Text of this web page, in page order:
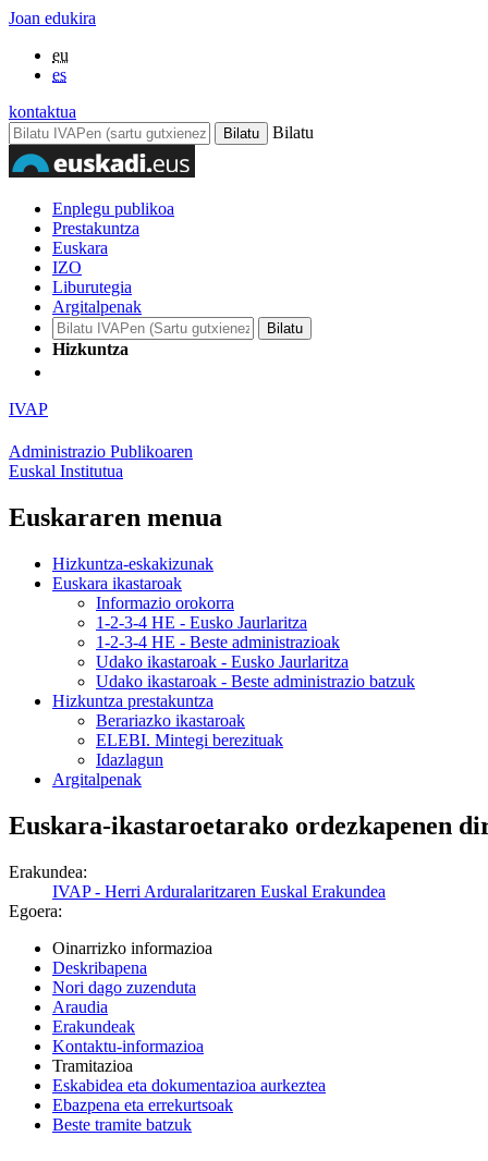
Joan edukira
eu
es
kontaktua
Bilatu
Enplegu publikoa
Prestakuntza
Euskara
IZO
Liburutegia
Argitalpenak
Hizkuntza
IVAP
Administrazio Publikoaren
Euskal Institutua
Euskararen menua
Hizkuntza-eskakizunak
Euskara ikastaroak
Informazio orokorra
1-2-3-4 HE - Eusko Jaurlaritza
1-2-3-4 HE - Beste administrazioak
Udako ikastaroak - Eusko Jaurlaritza
Udako ikastaroak - Beste administrazio batzuk
Hizkuntza prestakuntza
Berariazko ikastaroak
ELEBI. Mintegi berezituak
Idazlagun
Argitalpenak
Euskara-ikastaroetarako ordezkapenen
Erakundea:
IVAP - Herri Arduralaritzaren Euskal Erakundea
Egoera:
Oinarrizko informazioa
Deskribapena
Nori dago zuzenduta
Araudia
Erakundeak
Kontaktu-informazioa
Tramitazioa
Eskabidea eta dokumentazioa aurkeztea
Ebazpena eta errekurtsoak
Beste tramite batzuk